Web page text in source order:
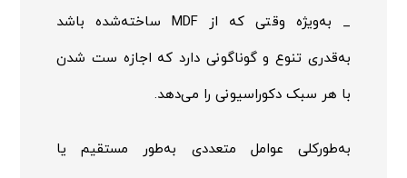
_ به‌ویژه وقتی که از
MDF ساخته‌شده باشد
به‌قدری تنوع و گوناگونی دارد که اجازه ست شدن
با هر سبک دکوراسیونی را می‌دهد.
به‌طورکلی عوامل متعددی به‌طور مستقیم یا